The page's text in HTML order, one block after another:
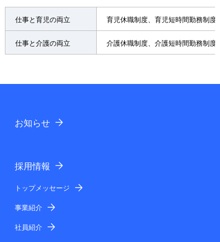
仕事と育児の両立 育児休職制度、育児短時間勤務制度
仕事と介護の両立 介護休職制度、介護短時間勤務制度
お知らせ
採用情報
トップメッセージ
事業紹介
社員紹介